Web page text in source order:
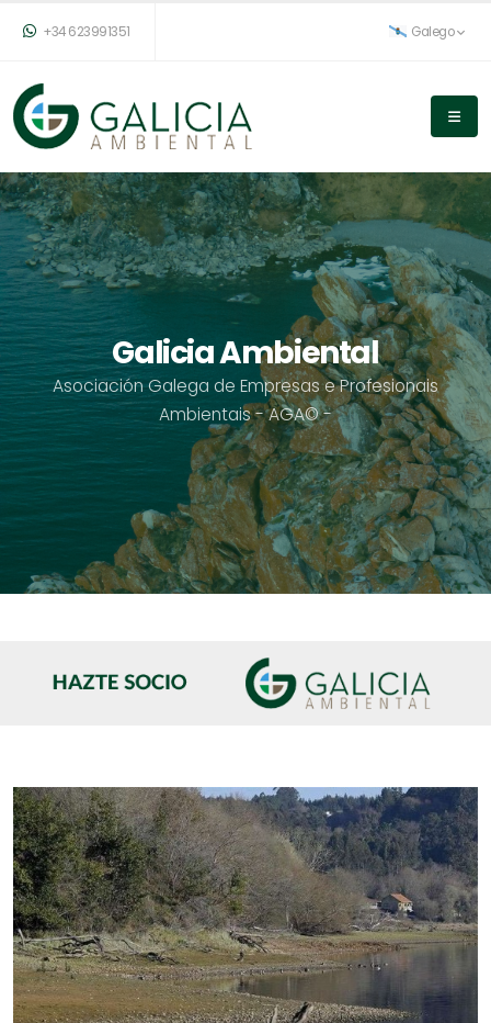
+34 623991351 Galego
Galicia Ambiental
Asociación Galega de Empresas e Profesionais
Ambientais - AGA© -